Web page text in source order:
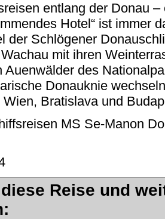
entlang der Donau
Hotel“ ist immer
der Schlögener
mit ihren
Auenwälder des
Donauknie
Bratislava und
MS Se-Manon
Reise und